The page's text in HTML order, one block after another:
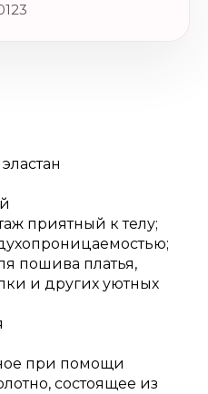
приятный к телу;
пошива платья,
и других уютных
при помощи
состоящее из